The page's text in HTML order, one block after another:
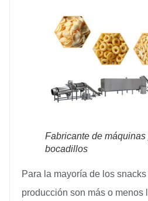
Fabricante de máquinas
bocadillos
Para la mayoría de los
producción son más o menos